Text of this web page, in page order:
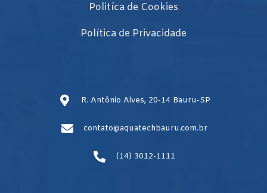
Politíca de Cookies
Política de Privacidade
R. Antônio Alves, 20-14 Bauru-SP
contato@aquatechbauru.com.br
(14) 3012-1111